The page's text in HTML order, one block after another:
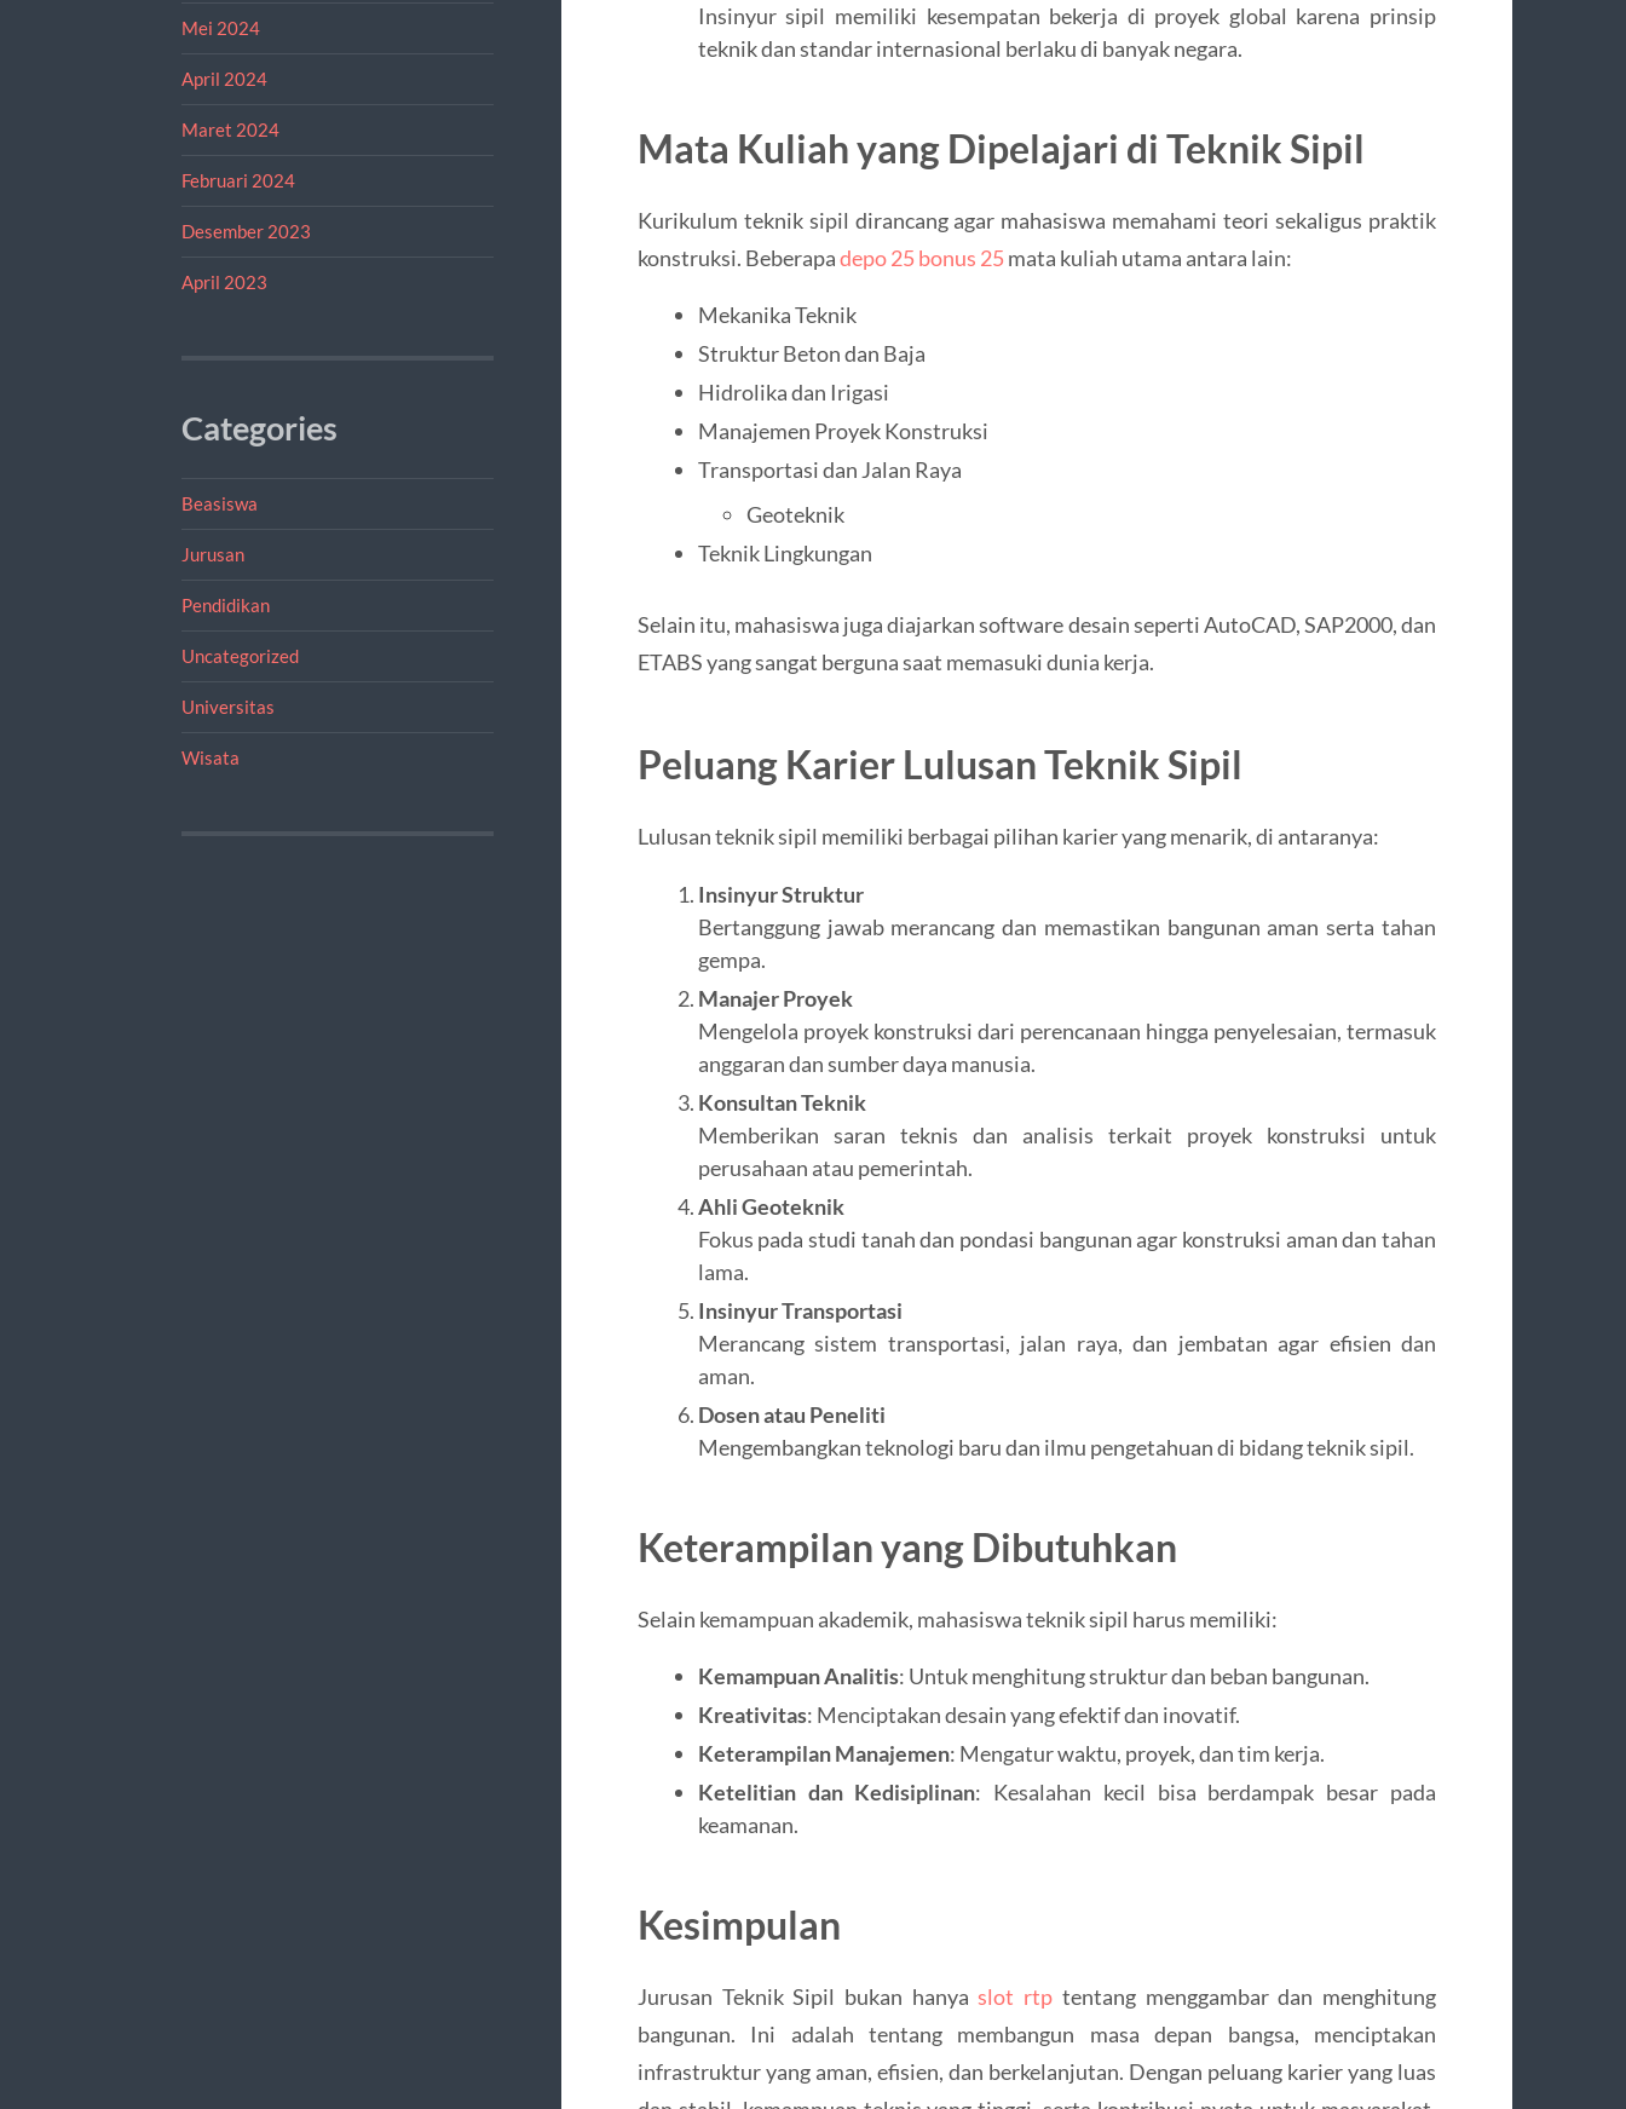
Mei 2024
April 2024
Maret 2024
Februari 2024
Desember 2023
April 2023
Categories
Beasiswa
Jurusan
Pendidikan
Uncategorized
Universitas
Wisata
Insinyur sipil memiliki kesempatan bekerja di proyek global karena prinsip
teknik dan standar internasional berlaku di banyak negara.
Mata Kuliah yang Dipelajari di Teknik Sipil
Kurikulum teknik sipil dirancang agar mahasiswa memahami teori sekaligus praktik
konstruksi. Beberapadepo 25 bonus 25mata kuliah utama antara lain:
Mekanika Teknik
Struktur Beton dan Baja
Hidrolika dan Irigasi
Manajemen Proyek Konstruksi
Transportasi dan Jalan Raya
Geoteknik
Teknik Lingkungan
Selain itu, mahasiswa juga diajarkan software desain seperti AutoCAD, SAP2000, dan
ETABS yang sangat berguna saat memasuki dunia kerja.
Peluang Karier Lulusan Teknik Sipil
Lulusan teknik sipil memiliki berbagai pilihan karier yang menarik, di antaranya:
Insinyur Struktur
Bertanggung jawab merancang dan memastikan bangunan aman serta tahan
gempa.
Manajer Proyek
Mengelola proyek konstruksi dari perencanaan hingga penyelesaian, termasuk
anggaran dan sumber daya manusia.
Konsultan Teknik
Memberikan saran teknis dan analisis terkait proyek konstruksi untuk
perusahaan atau pemerintah.
Ahli Geoteknik
Fokus pada studi tanah dan pondasi bangunan agar konstruksi aman dan tahan
lama.
Insinyur Transportasi
Merancang sistem transportasi, jalan raya, dan jembatan agar efisien dan
aman.
Dosen atau Peneliti
Mengembangkan teknologi baru dan ilmu pengetahuan di bidang teknik sipil.
Keterampilan yang Dibutuhkan
Selain kemampuan akademik, mahasiswa teknik sipil harus memiliki:
Kemampuan Analitis: Untuk menghitung struktur dan beban bangunan.
Kreativitas: Menciptakan desain yang efektif dan inovatif.
Keterampilan Manajemen: Mengatur waktu, proyek, dan tim kerja.
Ketelitian dan Kedisiplinan: Kesalahan kecil bisa berdampak besar pada
keamanan.
Kesimpulan
Jurusan Teknik Sipil bukan hanyaslot rtp tentang menggambar dan menghitung
bangunan. Ini adalah tentang membangun masa depan bangsa, menciptakan
infrastruktur yang aman, efisien, dan berkelanjutan. Dengan peluang karier yang luas